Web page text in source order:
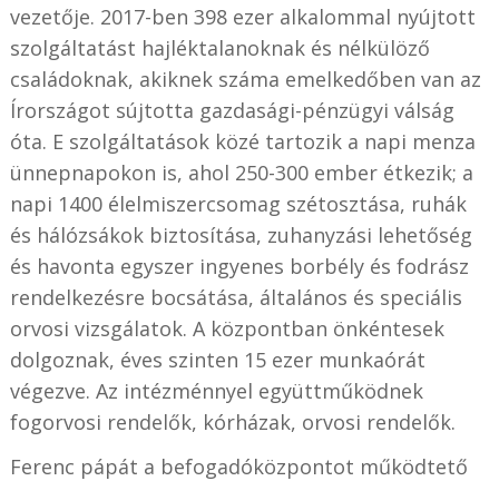
vezetője. 2017-ben 398 ezer alkalommal nyújtott
szolgáltatást hajléktalanoknak és nélkülöző
családoknak, akiknek száma emelkedőben van az
Írországot sújtotta gazdasági-pénzügyi válság
óta. E szolgáltatások közé tartozik a napi menza
ünnepnapokon is, ahol 250-300 ember étkezik; a
napi 1400 élelmiszercsomag szétosztása, ruhák
és hálózsákok biztosítása, zuhanyzási lehetőség
és havonta egyszer ingyenes borbély és fodrász
rendelkezésre bocsátása, általános és speciális
orvosi vizsgálatok. A központban önkéntesek
dolgoznak, éves szinten 15 ezer munkaórát
végezve. Az intézménnyel együttműködnek
fogorvosi rendelők, kórházak, orvosi rendelők.
Ferenc pápát a befogadóközpontot működtető